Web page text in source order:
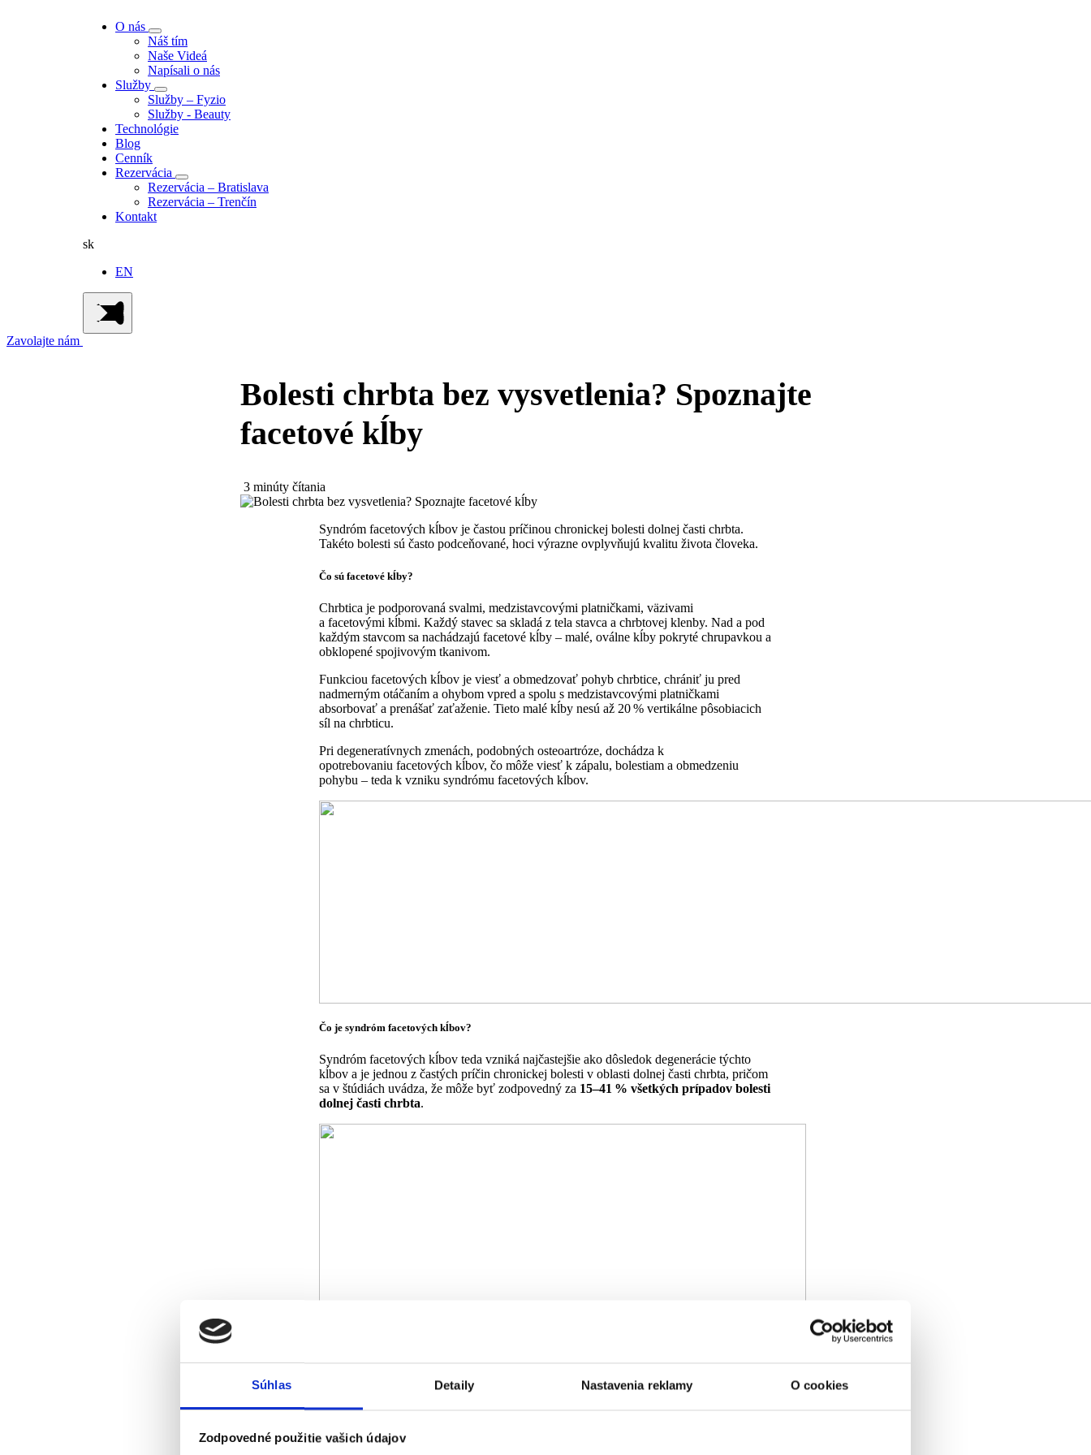
Súhlas Detaily Nastavenia reklamy O cookies
Zodpovedné použitie vašich údajov
O nás
Náš tím
Naše Videá
Napísali o nás
Služby
Služby – Fyzio
Služby - Beauty
Technológie
Blog
Cenník
Rezervácia
Rezervácia – Bratislava
Rezervácia – Trenčín
Kontakt
sk
EN
Zavolajte nám
Bolesti chrbta bez vysvetlenia? Spoznajte
facetové kĺby
3 minúty čítania
Syndróm facetových kĺbov je častou príčinou chronickej bolesti dolnej časti chrbta.
Takéto bolesti sú často podceňované, hoci výrazne ovplyvňujú kvalitu života človeka.
Čo sú facetové kĺby?
Chrbtica je podporovaná svalmi, medzistavcovými platničkami, väzivami
a facetovými kĺbmi. Každý stavec sa skladá z tela stavca a chrbtovej klenby. Nad a pod
každým stavcom sa nachádzajú facetové kĺby – malé, oválne kĺby pokryté chrupavkou a
obklopené spojivovým tkanivom.
Funkciou facetových kĺbov je viesť a obmedzovať pohyb chrbtice, chrániť ju pred
nadmerným otáčaním a ohybom vpred a spolu s medzistavcovými platničkami
absorbovať a prenášať zaťaženie. Tieto malé kĺby nesú až 20 % vertikálne pôsobiacich
síl na chrbticu.
Pri degeneratívnych zmenách, podobných osteoartróze, dochádza k
opotrebovaniu facetových kĺbov, čo môže viesť k zápalu, bolestiam a obmedzeniu
pohybu – teda k vzniku syndrómu facetových kĺbov.
Čo je syndróm facetových kĺbov?
Syndróm facetových kĺbov teda vzniká najčastejšie ako dôsledok degenerácie týchto
kĺbov a je jednou z častých príčin chronickej bolesti v oblasti dolnej časti chrbta, pričom
sa v štúdiách uvádza, že môže byť zodpovedný za 15–41 % všetkých prípadov bolesti
dolnej časti chrbta.